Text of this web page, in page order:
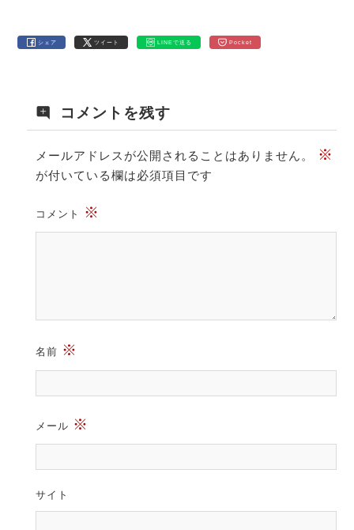
シェア ツイート LINEで送る Pocket
コメントを残す
メールアドレスが公開されることはありません。 ※
が付いている欄は必須項目です
コメント ※
名前 ※
メール ※
サイト